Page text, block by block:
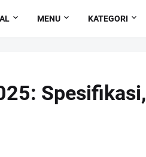
MENU KATEGORI
Spesifikasi,